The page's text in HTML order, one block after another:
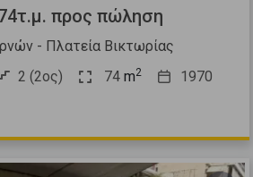
προς πώληση
- Πλατεία Βικτωρίας
2 (2ος) 74 m2 1970